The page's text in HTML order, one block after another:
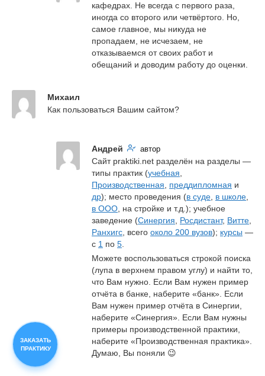
ЗАКАЗАТЬ
ПРАКТИКУ
кафедрах. Не всегда с первого раза,
иногда со второго или четвёртого. Но,
самое главное, мы никуда не
пропадаем, не исчезаем, не
отказываемся от своих работ и
обещаний и доводим работу до оценки.
Михаил
Как пользоваться Вашим сайтом?
Андрей автор
Сайт praktiki.net разделён на разделы —
типы практик (учебная
Производственная
преддипломная
др); место проведения (в суде в школе
в ООО , на стройке и т.д.); учебное
заведение (Синергия Росдистант, Витте
Ранхигс , всего около 200 вузов); курсы —
с 1 по 5
Можете воспользоваться строкой поиска
(лупа в верхнем правом углу) и найти то,
что Вам нужно. Если Вам нужен пример
отчёта в банке, наберите «банк». Если
Вам нужен пример отчёта в Синергии,
наберите «Синергия». Если Вам нужны
примеры производственной практики,
наберите «Производственная практика».
Думаю, Вы поняли 😉